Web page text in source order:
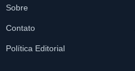
Sobre
Contato
Política Editorial